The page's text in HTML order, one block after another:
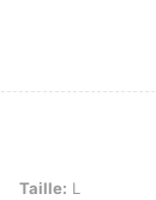
Taille: L